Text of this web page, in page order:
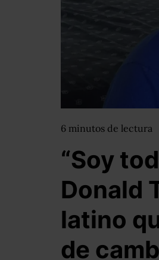
6 minutos de lectura
“Soy
Donald
latino
de